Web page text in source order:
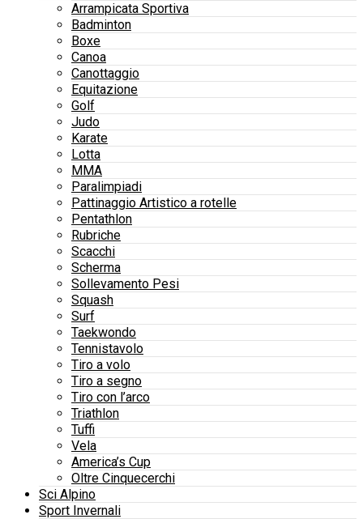
Arrampicata Sportiva
Badminton
Boxe
Canoa
Canottaggio
Equitazione
Golf
Judo
Karate
Lotta
MMA
Paralimpiadi
Pattinaggio Artistico a rotelle
Pentathlon
Rubriche
Scacchi
Scherma
Sollevamento Pesi
Squash
Surf
Taekwondo
Tennistavolo
Tiro a volo
Tiro a segno
Tiro con l’arco
Triathlon
Tuffi
Vela
America’s Cup
Oltre Cinquecerchi
Sci Alpino
Sport Invernali